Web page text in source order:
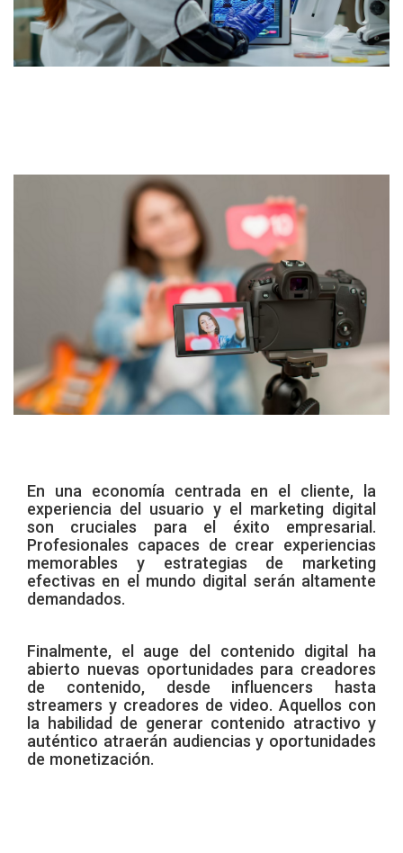
En una economía centrada en el cliente, la
experiencia del usuario y el marketing digital
son cruciales para el éxito empresarial.
Profesionales capaces de crear experiencias
memorables y estrategias de marketing
efectivas en el mundo digital serán altamente
demandados.
Finalmente, el auge del contenido digital ha
abierto nuevas oportunidades para creadores
de contenido, desde influencers hasta
streamers y creadores de video. Aquellos con
la habilidad de generar contenido atractivo y
auténtico atraerán audiencias y oportunidades
de monetización.